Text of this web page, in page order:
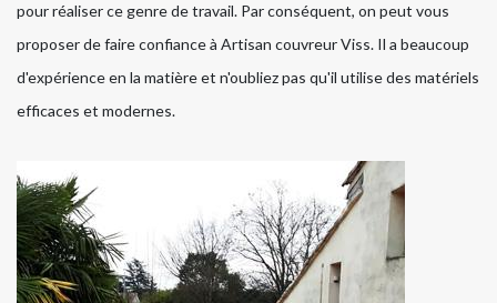
pour réaliser ce genre de travail. Par conséquent, on peut vous
proposer de faire confiance à Artisan couvreur Viss. Il a beaucoup
d'expérience en la matière et n'oubliez pas qu'il utilise des matériels
efficaces et modernes.